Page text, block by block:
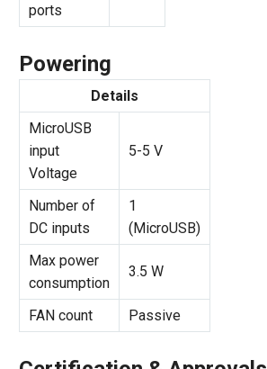
ports
Powering
Details
MicroUSB
input
Voltage
5-5 V
Number of
DC inputs
1
(MicroUSB)
Max power
consumption
3.5 W
FAN count Passive